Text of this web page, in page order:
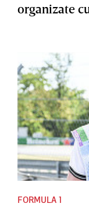
organizate
FORMULA 1